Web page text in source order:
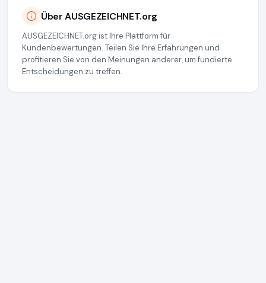
Über AUSGEZEICHNET.org
AUSGEZEICHNET.org ist Ihre Plattform für
Kundenbewertungen. Teilen Sie Ihre Erfahrungen und
profitieren Sie von den Meinungen anderer, um fundierte
Entscheidungen zu treffen.